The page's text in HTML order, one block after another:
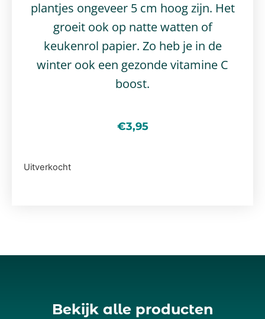
plantjes ongeveer 5 cm hoog zijn. Het
groeit ook op natte watten of
keukenrol papier. Zo heb je in de
winter ook een gezonde vitamine C
boost.
€3,95
Uitverkocht
Bekijk alle producten